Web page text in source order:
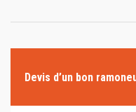
Devis d’un bon